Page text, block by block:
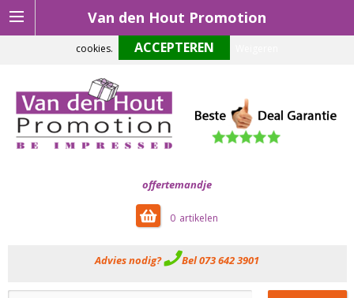
Van den Hout Promotion
offertemandje
0
Advies nodig? Bel 073 642 3901
Om onze website optimaal te laten functioneren maken wij gebruik van
cookies.